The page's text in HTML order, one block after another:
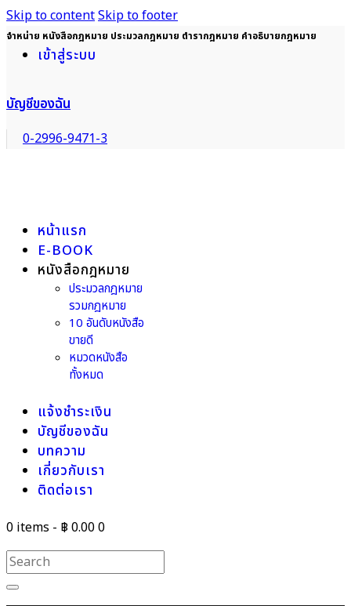
Skip to contentSkip to footer
จำหน่าย หนังสือกฎหมาย ประมวลกฎหมาย ตำรากฎหมาย คำอธิบายกฎหมาย
เข้าสู่ระบบ
บัญชีของฉัน
0-2996-9471-3
หน้าแรก
E-BOOK
หนังสือกฎหมาย
ประมวลกฎหมาย
รวมกฎหมาย
10 อันดับหนังสือ
ขายดี
หมวดหนังสือ
ทั้งหมด
แจ้งชำระเงิน
บัญชีของฉัน
บทความ
เกี่ยวกับเรา
ติดต่อเรา
0 items - ฿ 0.000